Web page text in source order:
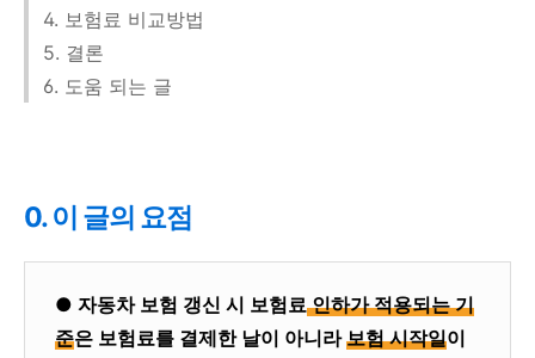
4. 보험료 비교방법
5. 결론
6. 도움 되는 글
0. 이 글의 요점
● 자동차 보험 갱신 시 보험료인하가 적용되는 기
준은 보험료를 결제한 날이 아니라보험 시작일이